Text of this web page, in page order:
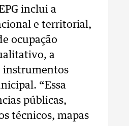
inclui a
e territorial,
ocupação
a
instrumentos
“Essa
públicas,
técnicos, mapas